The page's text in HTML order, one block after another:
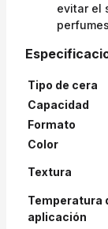
evitar el
Tipo de cera
Capacidad
Formato
Color
Textura
Temperatura
aplicación